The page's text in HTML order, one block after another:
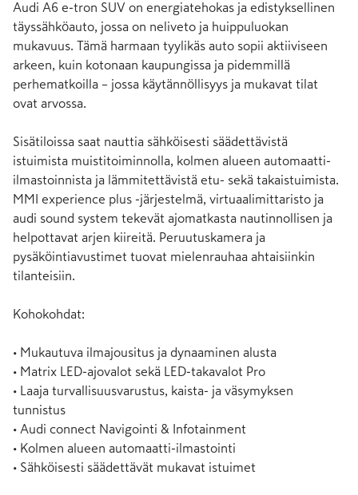
Audi A6 e-tron SUV on energiatehokas ja edistyksellinen
täyssähköauto, jossa on neliveto ja huippuluokan
mukavuus. Tämä harmaan tyylikäs auto sopii aktiiviseen
arkeen, kuin kotonaan kaupungissa ja pidemmillä
perhematkoilla – jossa käytännöllisyys ja mukavat tilat
ovat arvossa.
Sisätiloissa saat nauttia sähköisesti säädettävistä
istuimista muistitoiminnolla, kolmen alueen automaatti-
ilmastoinnista ja lämmitettävistä etu- sekä takaistuimista.
MMI experience plus -järjestelmä, virtuaalimittaristo ja
audi sound system tekevät ajomatkasta nautinnollisen ja
helpottavat arjen kiireitä. Peruutuskamera ja
pysäköintiavustimet tuovat mielenrauhaa ahtaisiinkin
tilanteisiin.
Kohokohdat:
• Mukautuva ilmajousitus ja dynaaminen alusta
• Matrix LED-ajovalot sekä LED-takavalot Pro
• Laaja turvallisuusvarustus, kaista- ja väsymyksen
tunnistus
• Audi connect Navigointi & Infotainment
• Kolmen alueen automaatti-ilmastointi
• Sähköisesti säädettävät mukavat istuimet